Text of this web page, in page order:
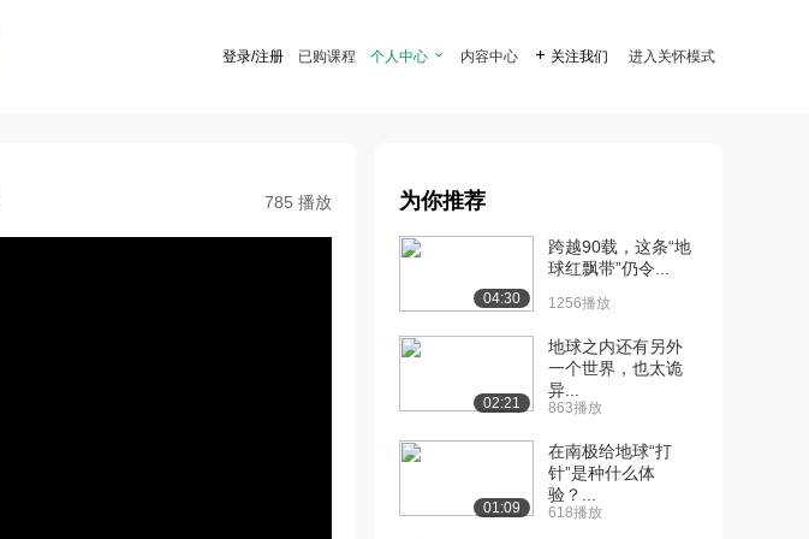
登录/注册 已购课程 个人中心  内容中心  关注我们 进入关怀模式
785 播放 为你推荐
04:30
跨越90载，这条“地
球红飘带”仍令...
1256播放
02:21
地球之内还有另外
一个世界，也太诡
异...
863播放
01:09
在南极给地球“打
针”是种什么体
验？...
618播放